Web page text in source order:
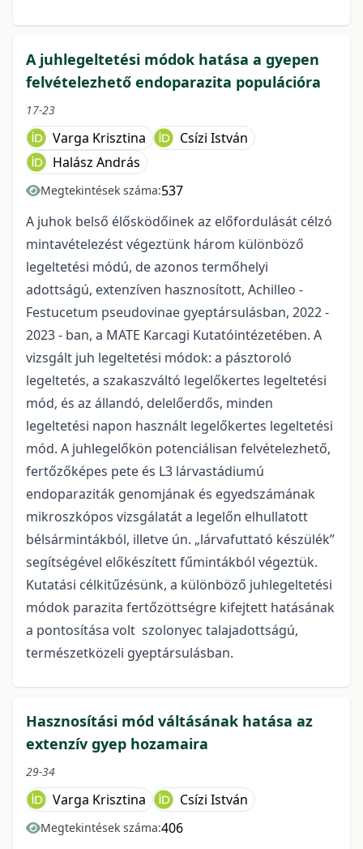
A juhlegeltetési módok hatása a gyepen
felvételezhető endoparazita populációra
17-23
Varga Krisztina
Csízi István
Halász András
Megtekintések száma:537
A juhok belső élősködőinek az előfordulását célzó
mintavételezést végeztünk három különböző
legeltetési módú, de azonos termőhelyi
adottságú, extenzíven hasznosított, Achilleo -
Festucetum pseudovinae gyeptársulásban, 2022 -
2023 - ban, a MATE Karcagi Kutatóintézetében. A
vizsgált juh legeltetési módok: a pásztoroló
legeltetés, a szakaszváltó legelőkertes legeltetési
mód, és az állandó, delelőerdős, minden
legeltetési napon használt legelőkertes legeltetési
mód. A juhlegelőkön potenciálisan felvételezhető,
fertőzőképes pete és L3 lárvastádiumú
endoparaziták genomjának és egyedszámának
mikroszkópos vizsgálatát a legelőn elhullatott
bélsármintákból, illetve ún. „lárvafuttató készülék”
segítségével előkészített fűmintákból végeztük.
Kutatási célkitűzésünk, a különböző juhlegeltetési
módok parazita fertőzöttségre kifejtett hatásának
a pontosítása volt szolonyec talajadottságú,
természetközeli gyeptársulásban.
Hasznosítási mód váltásának hatása az
extenzív gyep hozamaira
29-34
Varga Krisztina Csízi István
Megtekintések száma:406